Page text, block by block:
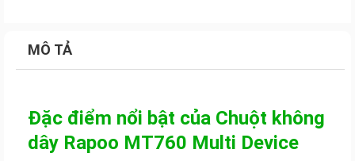
MÔ TẢ
Đặc điểm nổi bật của Chuột không
dây Rapoo MT760 Multi Device